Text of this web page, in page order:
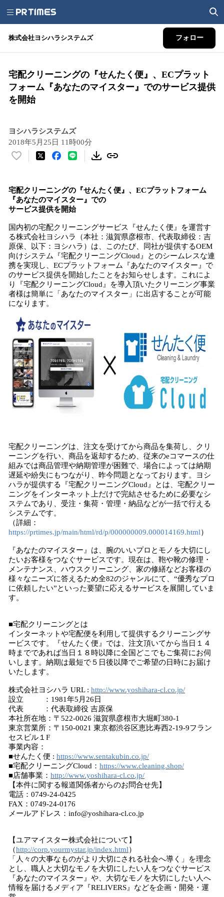
株式会社ヨシハラシステムズ フォロー
宅配クリーニングの『せんたく便』、ECプラット
フォーム『あなたのマイスター』でのサービス提供
を開始
ヨシハラシステムズ
2018年5月25日 11時00分
い
！
数
読
み
込
み
中
で
す
宅配クリーニングの 『せんたく便』、 ECプラットフォーム
『あなたのマイスター 』 での
サービス提供を開始
国内初の宅配クリーニングサービス『せんたく便』を運営す
る株式会社ヨシハラ（本社：滋賀県彦根市、代表取締役：吉
原保、以下：ヨシハラ）は、このたび、同社が提供するOEM
向けシステム『宅配クリーニングCloud』とのシームレスな連
携を実現し、ECプラットフォーム『あなたのマイスター』で
のサービス提供を開始したことをお知らせします。これによ
り『宅配クリーニングCloud』を導入頂いたクリーニング事業
者様は簡単に「あなたのマイスター」に出店することが可能
になります。
宅配クリーニングは、注文を受けてから商品を集荷し、クリ
ーニングを行い、商品を返却するため、従来のeコマースの仕
組みでは商品管理や納期管理が困難で、場合によっては納期
遅延や紛失にもつながり、昨今問題となっております。ヨシ
ハラが提供する『宅配クリーニングCloud』とは、宅配クリー
ニングをインターネット上だけで完結させるために必要なシ
ステムであり、受注・集荷・管理・納品などが一括で行える
システムです。
（詳細：
https://prtimes.jp/main/html/rd/p/000000009.000014169.html）
『あなたのマイスター』は、腕のいいプロとモノを大切にし
たいお客様をつなぐサービスです。現在は、鞄や靴の修理・
メンテナンス、ハウスクリーニング、家の修繕などお客様の
様々なニーズに答えるため全82のジャンルにて、“優秀なプロ
に依頼したい”といった要望に応えるサービスを展開していま
す。
■宅配クリーニングとは
インターネットや宅配便を利用して提供するクリーニングサ
ービスです。『せんたく便』では、注文頂いてから当日１４
時までであれば当日１８時以降に全国どこでもご集荷にお伺
いします。納期は最短で５日後以降でご希望の日時にお届け
いたします。
株式会社ヨシハラ URL : http://www.yoshihara-cl.co.jp/
​設立 ：1981年5月26日
代表 ：代表取締役 吉原保
本社所在地：〒522-0026 滋賀県彦根市大堀町380-1
東京営業所：〒150-0021 東京都渋谷区恵比寿西2-19-9フラン
セスビル１F
事業内容：
■せんたく便 : https://www.sentakubin.co.jp/
■宅配クリーニングCloud： https://www.cleaning.shop/
■店舗事業： http://www.yoshihara-cl.co.jp/
【本件に関する報道関係者からのお問合せ先】
電話：0749-24-0425
FAX：0749-24-0176
メールアドレス：info@yoshihara-cl.co.jp
【ユアマイスター株式会社について】
（http://corp.yourmystar.jp/index.html）
「人々の大事なものがより大切にされる社会へ導く」を理念
とし、職人と大切なモノを大切にしたい人をつなぐサービス
『あなたのマイスター』や、大切なモノを大切にしたい人へ
情報を届けるメディア『RELIVERS』などを企画・開発・運